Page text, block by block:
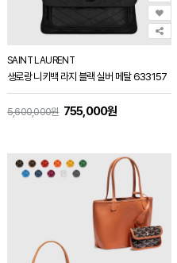
SAINT LAURENT
생로랑 니키백 라지 블랙 실버 메탈 633157
5,600,000원 755,000원